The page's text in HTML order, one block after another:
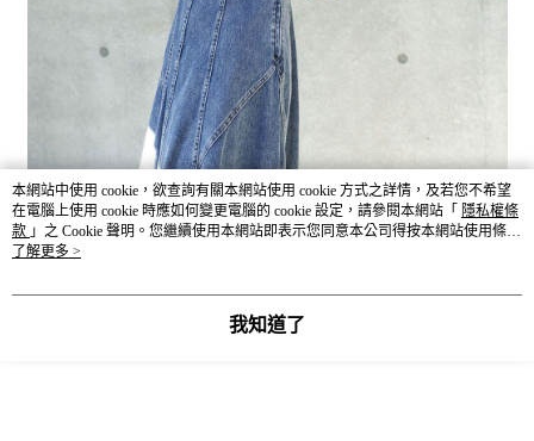
本網站中使用 cookie，欲查詢有關本網站使用 cookie 方式之詳情，及若您不希望
在電腦上使用 cookie 時應如何變更電腦的 cookie 設定，請參閱本網站「 隱私權條
款 」之 Cookie 聲明。您繼續使用本網站即表示您同意本公司得按本網站使用條款
之 Cookie 聲明使用 cookie。
了解更多 >
我知道了